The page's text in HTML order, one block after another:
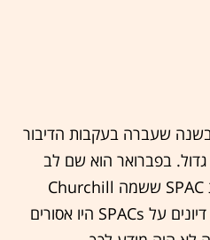
שעברה בעקבות הדיבור
בפברואר הוא שם לב
שב־WSB מדברים על חברת SPAC ששמה Churchill
Capital Corp IV, או CCIV. דיונים על SPACs היו אסורים